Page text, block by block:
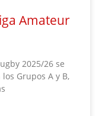
Amateur
2025/26 se
Grupos A y B,